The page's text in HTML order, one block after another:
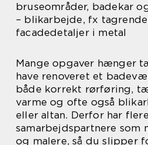
bruseområder, badekar
– blikarbejde, fx
facadedetaljer i metal
Mange opgaver hænger
have renoveret et
både korrekt rørføring,
varme og ofte også
eller altan. Derfor har
samarbejdspartnere som
og malere, så du slipper